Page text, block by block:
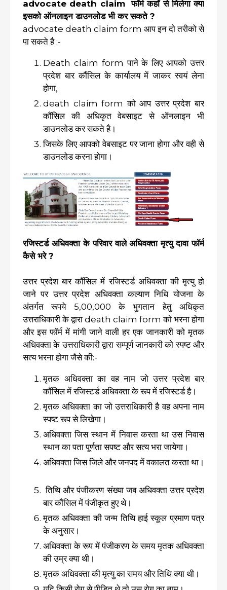
advocate death claim फॉर्म कहाँ से मिलेगा क्या
इसको ऑनलाइन डाउनलोड भी कर सकते ?
advocate death claim form आप इन दो तरीको से
पा सकते है :-
Death claim form पाने के लिए आपको उत्तर
प्रदेश बार कौंसिल के कार्यालय में जाकर स्वयं लेना
होगा,
death claim form को आप उत्तर प्रदेश बार
कौंसिल की अधिकृत वेबसाइट से ऑनलाइन भी
डाउनलोड कर सकते है।
जिसके लिए आपको वेबसाइट पर जाना होगा और वही से
डाउनलोड करना होगा।
रजिस्टर्ड अधिवक्ता के परिवार वाले अधिवक्ता मृत्यु दावा फॉर्म
कैसे भरे ?
उत्तर प्रदेश बार कौंसिल में रजिस्टर्ड अधिवक्ता की मृत्यु हो
जाने पर उत्तर प्रदेश अधिवक्ता कल्याण निधि योजना के
अंतर्गत रूपये 5,00,000 के भुगतान हेतु अधिकृत
उत्तराधिकारी के द्वारा death claim form को भरना होगा
और इस फॉर्म में मांगी जाने वाली हर एक जानकारी को मृतक
अधिवक्ता के उत्तराधिकारी द्वारा सम्पूर्ण जानकारी को स्पष्ट और
सत्य भरना होगा जैसे की:-
मृतक अधिवक्ता का वह नाम जो उत्तर प्रदेश बार
कौंसिल में रजिस्टर्ड अधिवक्ता के रूप में रजिस्टर्ड है।
मृतक अधिवक्ता का जो उत्तराधिकारी है वह अपना नाम
स्पष्ट रूप से लिखेगा।
अधिवक्ता जिस स्थान में निवास करता था उस निवास
स्थान का पता पूर्णता सपष्ट और सत्य भरा जायेगा।
अधिवक्ता जिस जिले और जनपद में वकालत करता था।
तिथि और पंजीकरण संख्या जब अधिवक्ता उत्तर प्रदेश
बार कौंसिल में पंजीकृत हुए थे।
मृतक अधिवक्ता की जन्म तिथि हाई स्कूल प्रमाण पत्र
के अनुसार।
अधिवक्ता के रूप में पंजीकरण के समय मृतक अधिवक्ता
की उम्र क्या थी।
मृतक अधिवक्ता की मृत्यु का समय और तिथि क्या थी।